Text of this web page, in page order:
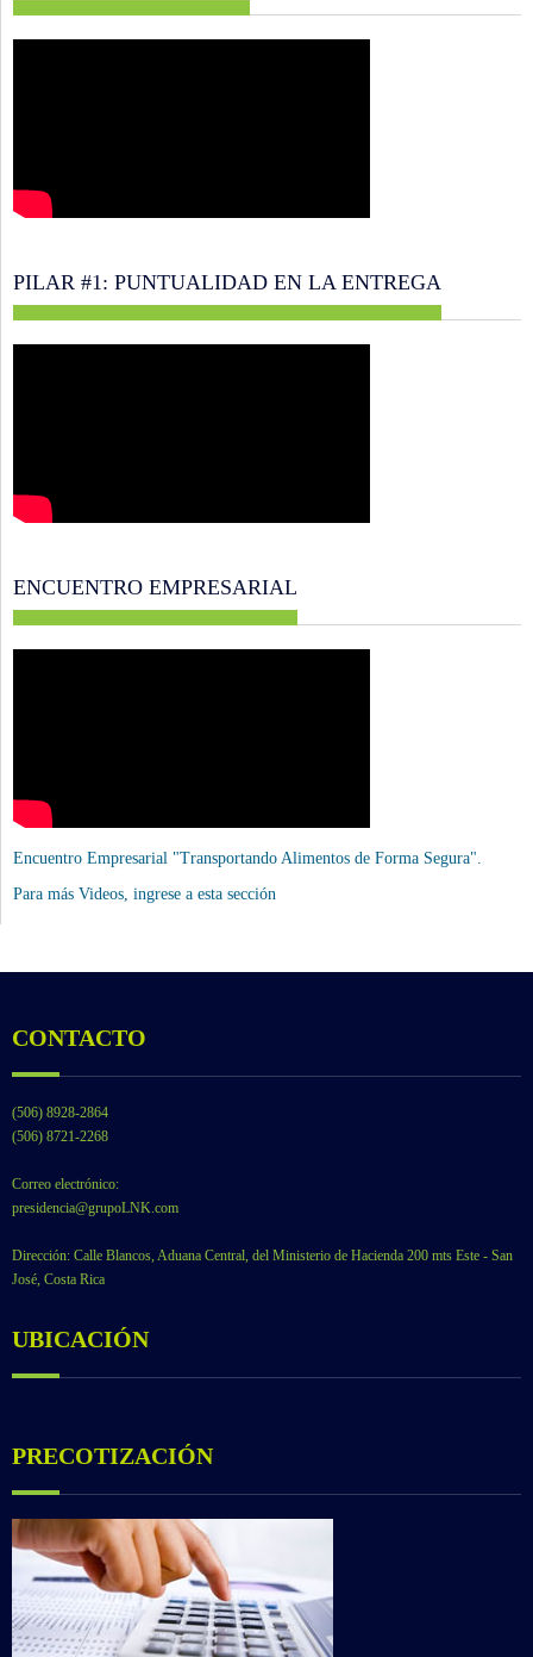
PILAR #1: PUNTUALIDAD EN LA ENTREGA
ENCUENTRO EMPRESARIAL
Encuentro Empresarial "Transportando Alimentos de Forma Segura".
Para más Videos, ingrese a esta sección
CONTACTO
(506) 8928-2864
(506) 8721-2268
Correo electrónico:
presidencia@grupoLNK.com
Dirección: Calle Blancos, Aduana Central, del Ministerio de Hacienda 200 mts Este - San
José, Costa Rica
UBICACIÓN
PRECOTIZACIÓN